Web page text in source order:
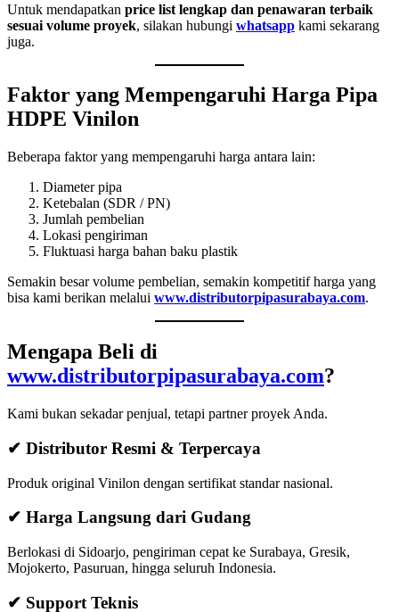
Untuk mendapatkan price list lengkap dan penawaran terbaik
sesuai volume proyek, silakan hubungi whatsapp kami sekarang
juga.
Faktor yang Mempengaruhi Harga Pipa
HDPE Vinilon
Beberapa faktor yang mempengaruhi harga antara lain:
Diameter pipa
Ketebalan (SDR / PN)
Jumlah pembelian
Lokasi pengiriman
Fluktuasi harga bahan baku plastik
Semakin besar volume pembelian, semakin kompetitif harga yang
bisa kami berikan melalui www.distributorpipasurabaya.com.
Mengapa Beli di
www.distributorpipasurabaya.com?
Kami bukan sekadar penjual, tetapi partner proyek Anda.
✔ Distributor Resmi & Terpercaya
Produk original Vinilon dengan sertifikat standar nasional.
✔ Harga Langsung dari Gudang
Berlokasi di Sidoarjo, pengiriman cepat ke Surabaya, Gresik,
Mojokerto, Pasuruan, hingga seluruh Indonesia.
✔ Support Teknis